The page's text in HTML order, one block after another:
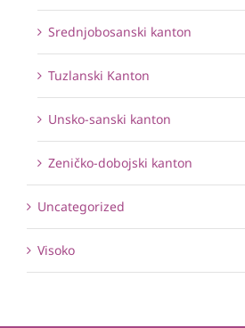
Srednjobosanski kanton
Tuzlanski Kanton
Unsko-sanski kanton
Zeničko-dobojski kanton
Uncategorized
Visoko